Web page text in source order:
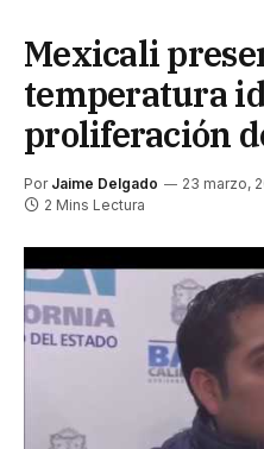
Mexicali
temperatura
proliferación
Por Jaime Delgado 23 marzo,
2 Mins Lectura